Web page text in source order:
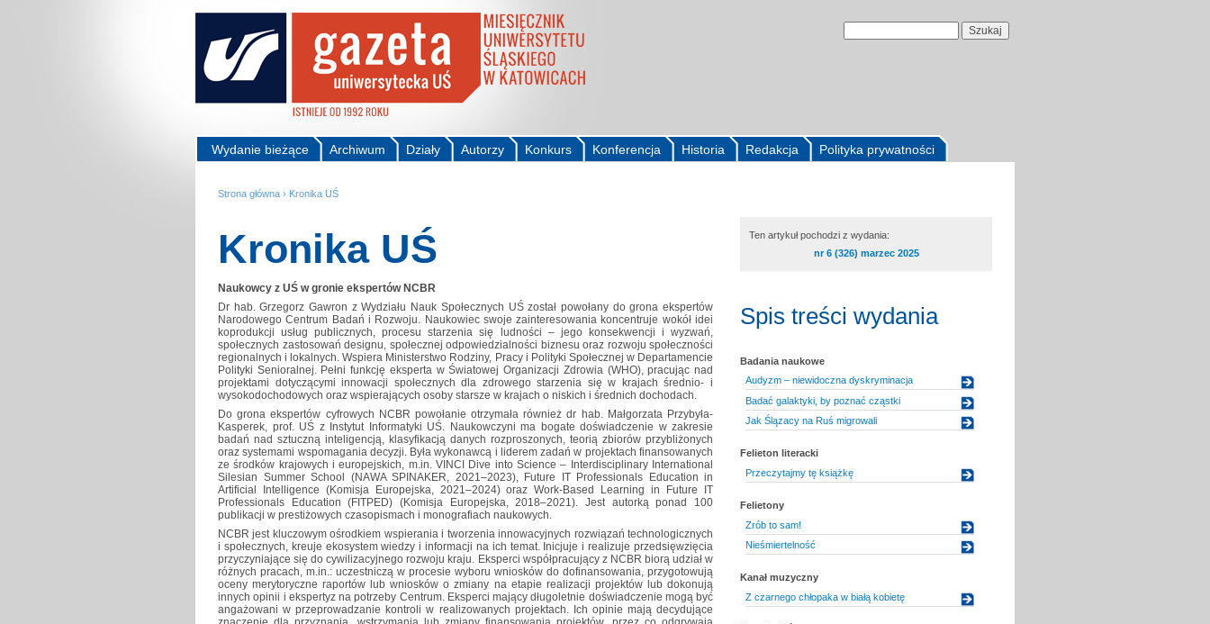
Polityka prywatności
Redakcja
Historia
Konferencja
Konkurs
Autorzy
Działy
Archiwum
Wydanie bieżące
Strona główna › Kronika UŚ
Kronika UŚ
Naukowcy z UŚ w gronie ekspertów NCBR
Dr hab. Grzegorz Gawron z Wydziału Nauk Społecznych UŚ został powołany do grona ekspertów
Narodowego Centrum Badań i Rozwoju. Naukowiec swoje zainteresowania koncentruje wokół idei
koprodukcji usług publicznych, procesu starzenia się ludności – jego konsekwencji i wyzwań,
społecznych zastosowań designu, społecznej odpowiedzialności biznesu oraz rozwoju społeczności
regionalnych i lokalnych. Wspiera Ministerstwo Rodziny, Pracy i Polityki Społecznej w Departamencie
Polityki Senioralnej. Pełni funkcję eksperta w Światowej Organizacji Zdrowia (WHO), pracując nad
projektami dotyczącymi innowacji społecznych dla zdrowego starzenia się w krajach średnio- i
wysokodochodowych oraz wspierających osoby starsze w krajach o niskich i średnich dochodach.
Do grona ekspertów cyfrowych NCBR powołanie otrzymała również dr hab. Małgorzata Przybyła-
Kasperek, prof. UŚ z Instytut Informatyki UŚ. Naukowczyni ma bogate doświadczenie w zakresie
badań nad sztuczną inteligencją, klasyfikacją danych rozproszonych, teorią zbiorów przybliżonych
oraz systemami wspomagania decyzji. Była wykonawcą i liderem zadań w projektach finansowanych
ze środków krajowych i europejskich, m.in. VINCI Dive into Science – Interdisciplinary International
Silesian Summer School (NAWA SPINAKER, 2021–2023), Future IT Professionals Education in
Artificial Intelligence (Komisja Europejska, 2021–2024) oraz Work-Based Learning in Future IT
Professionals Education (FITPED) (Komisja Europejska, 2018–2021). Jest autorką ponad 100
publikacji w prestiżowych czasopismach i monografiach naukowych.
NCBR jest kluczowym ośrodkiem wspierania i tworzenia innowacyjnych rozwiązań technologicznych
i społecznych, kreuje ekosystem wiedzy i informacji na ich temat. Inicjuje i realizuje przedsięwzięcia
przyczyniające się do cywilizacyjnego rozwoju kraju. Eksperci współpracujący z NCBR biorą udział w
różnych pracach, m.in.: uczestniczą w procesie wyboru wniosków do dofinansowania, przygotowują
oceny merytoryczne raportów lub wniosków o zmiany na etapie realizacji projektów lub dokonują
innych opinii i ekspertyz na potrzeby Centrum. Eksperci mający długoletnie doświadczenie mogą być
angażowani w przeprowadzanie kontroli w realizowanych projektach. Ich opinie mają decydujące
Ten artykuł pochodzi z wydania:
nr 6 (326) marzec 2025
Spis treści wydania
Badania naukowe
Audyzm – niewidoczna dyskryminacja
Badać galaktyki, by poznać cząstki
Jak Ślązacy na Ruś migrowali
Felieton literacki
Przeczytajmy tę książkę
Felietony
Zrób to sam!
Nieśmiertelność
Kanał muzyczny
Z czarnego chłopaka w białą kobietę